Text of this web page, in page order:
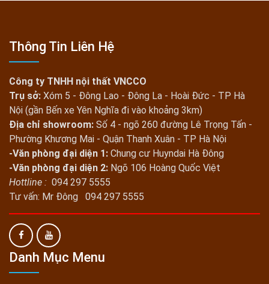
Thông Tin Liên Hệ
Công ty TNHH nội thất VNCCO
Trụ sở: Xóm 5 - Đông Lao - Đông La - Hoài Đức - TP Hà
Nội (gần Bến xe Yên Nghĩa đi vào khoảng 3km)
Địa chỉ showroom: Số 4 - ngõ 260 đường Lê Trọng Tấn -
Phường Khương Mai - Quận Thanh Xuân - TP Hà Nội
-Văn phòng đại diện 1: Chung cư Huyndai Hà Đông
-Văn phòng đại diện 2: Ngõ 106 Hoàng Quốc Việt
Hottline : 094 297 5555
Tư vấn: Mr Đông 094 297 5555
Danh Mục Menu